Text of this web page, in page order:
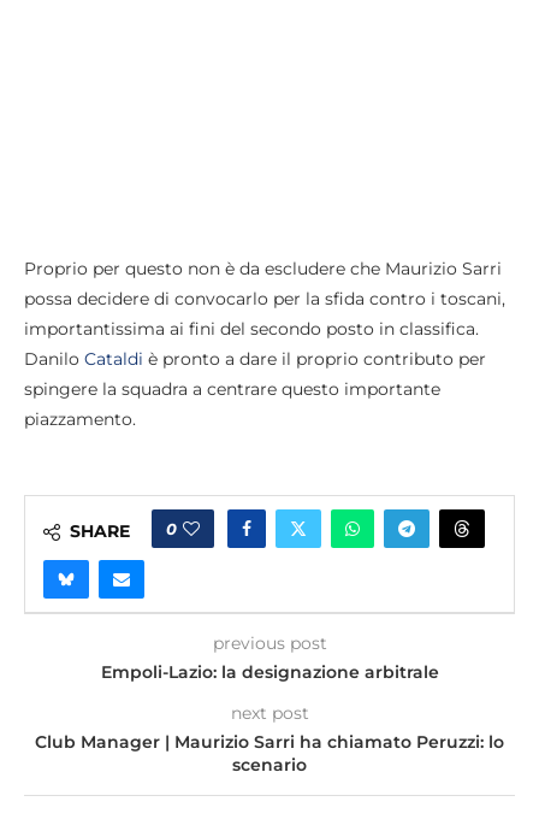
Proprio per questo non è da escludere che Maurizio Sarri
possa decidere di convocarlo per la sfida contro i toscani,
importantissima ai fini del secondo posto in classifica.
Danilo Cataldi è pronto a dare il proprio contributo per
spingere la squadra a centrare questo importante
piazzamento.
SHARE 0
previous post
Empoli-Lazio: la designazione arbitrale
next post
Club Manager | Maurizio Sarri ha chiamato Peruzzi: lo
scenario